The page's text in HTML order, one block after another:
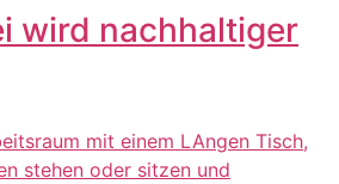
wird nachhaltiger